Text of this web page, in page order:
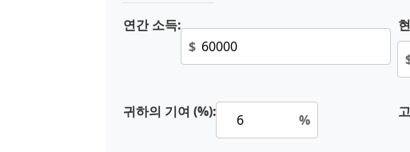
연간 소득:
$
귀하의 기여 (%): %